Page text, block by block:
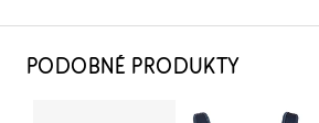
PODOBNÉ PRODUKTY